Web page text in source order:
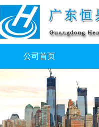
公司首页